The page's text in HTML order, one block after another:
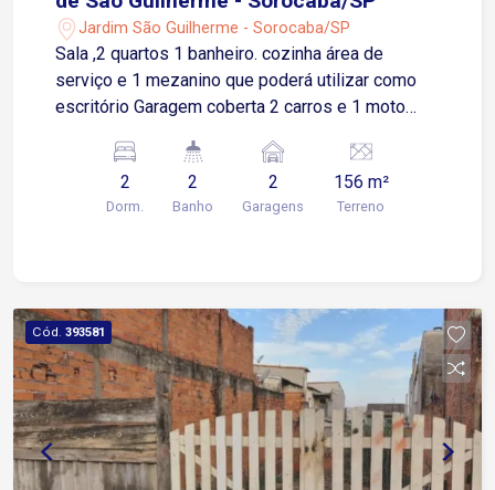
Jardim São Guilherme - Sorocaba/SP
Sala ,2 quartos 1 banheiro. cozinha área de
serviço e 1 mezanino que poderá utilizar como
escritório Garagem coberta 2 carros e 1 moto
cômodo parte de cima
2
Dorm.
2
Banho
2
Garagens
156 m²
Terreno
Cód. 393581